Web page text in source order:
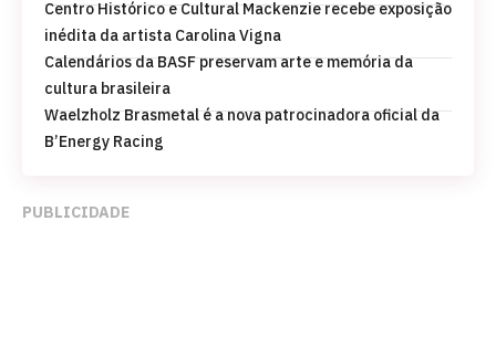
Centro Histórico e Cultural Mackenzie recebe exposição
inédita da artista Carolina Vigna
Calendários da BASF preservam arte e memória da
cultura brasileira
Waelzholz Brasmetal é a nova patrocinadora oficial da
B’Energy Racing
PUBLICIDADE